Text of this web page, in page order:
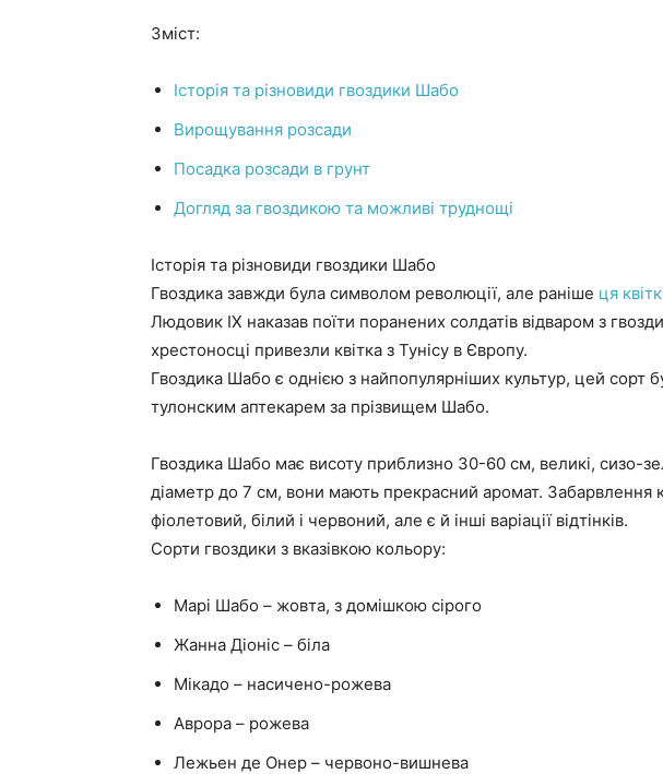
Зміст:
Історія та різновиди гвоздики Шабо
Вирощування розсади
Посадка розсади в грунт
Догляд за гвоздикою та можливі труднощі
Історія та різновиди гвоздики Шабо
Гвоздика завжди була символом революції, але раніше ця
Людовик IX наказав поїти поранених солдатів відваром з
хрестоносці привезли квітка з Тунісу в Європу.
Гвоздика Шабо є однією з найпопулярніших культур, цей сорт
тулонским аптекарем за прізвищем Шабо.
Гвоздика Шабо має висоту приблизно 30-60 см, великі, сизо-
діаметр до 7 см, вони мають прекрасний аромат. Забарвлення
фіолетовий, білий і червоний, але є й інші варіації відтінків.
Сорти гвоздики з вказівкою кольору:
Марі Шабо – жовта, з домішкою сірого
Жанна Діоніс – біла
Мікадо – насичено-рожева
Аврора – рожева
Лежьен де Онер – червоно-вишнева